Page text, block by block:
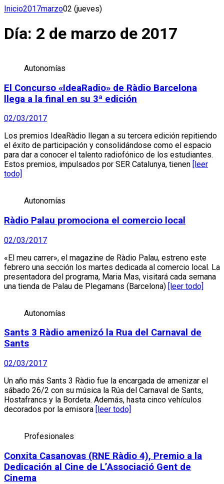
Inicio2017marzo02 (jueves)
Día: 2 de marzo de 2017
Autonomías
El Concurso «IdeaRadio» de Ràdio Barcelona
llega a la final en su 3ª edición
02/03/2017
Los premios IdeaRàdio llegan a su tercera edición repitiendo
el éxito de participación y consolidándose como el espacio
para dar a conocer el talento radiofónico de los estudiantes.
Estos premios, impulsados por SER Catalunya, tienen
[leer
todo]
Autonomías
Ràdio Palau promociona el comercio local
02/03/2017
«El meu carrer», el magazine de Ràdio Palau, estreno este
febrero una sección los martes dedicada al comercio local. La
presentadora del programa, Maria Mas, visitará cada semana
una tienda de Palau de Plegamans (Barcelona) [leer todo]
Autonomías
Sants 3 Ràdio amenizó la Rua del Carnaval de
Sants
02/03/2017
Un año más Sants 3 Ràdio fue la encargada de amenizar el
sábado 26/2 con su música la Rúa del Carnaval de Sants,
Hostafrancs y la Bordeta. Además, hasta cinco vehículos
decorados por la emisora
[leer todo]
Profesionales
Conxita Casanovas (RNE Ràdio 4), Premio a la
Dedicación al Cine de L’Associació Gent de
Cinema